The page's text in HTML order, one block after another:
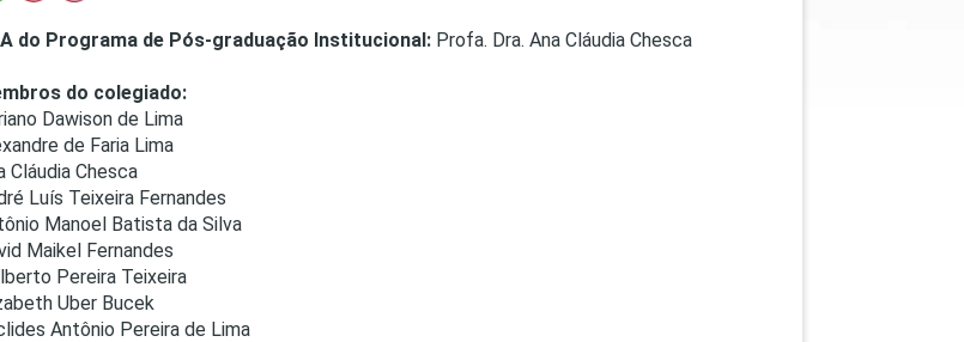
do Programa de Pós-graduação Institucional:Profa. Dra. Ana Cláudia Chesca
do colegiado:
Dawison de Lima
de Faria Lima
Cláudia Chesca
Luís Teixeira Fernandes
Manoel Batista da Silva
Maikel Fernandes
Pereira Teixeira
Uber Bucek
Antônio Pereira de Lima